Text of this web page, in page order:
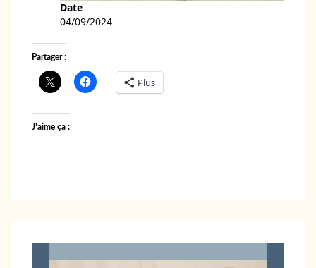
Date
04/09/2024
Partager :
Plus
J’aime ça :